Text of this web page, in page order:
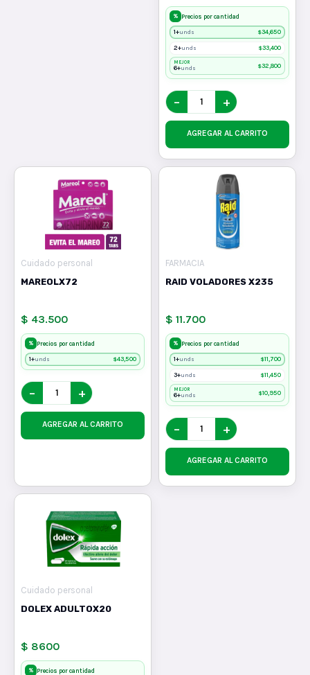
% Precios por cantidad
1+unds $34,650
2+unds $33,400
MEJOR
6+unds $32,800
− +
AGREGAR AL CARRITO
Cuidado personal
MAREOLX72
$ 43.500
% Precios por cantidad
1+unds $43,500
− +
AGREGAR AL CARRITO
FARMACIA
RAID VOLADORES X235
$ 11.700
% Precios por cantidad
1+unds $11,700
3+unds $11,450
MEJOR
6+unds $10,950
− +
AGREGAR AL CARRITO
Cuidado personal
DOLEX ADULTOX20
$ 8600
% Precios por cantidad